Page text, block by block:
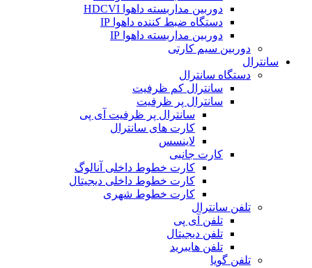
دوربین مداربسته داهوا HDCVI
دستگاه ضبط کننده داهوا IP
دوربین مداربسته داهوا IP
دوربین سیم کارتی
سانترال
دستگاه سانترال
سانترال کم ظرفیت
سانترال پر ظرفیت
سانترال پر ظرفیت آی پی
کارت های سانترال
لاینسس
کارت جانبی
کارت خطوط داخلی آنالوگ
کارت خطوط داخلی دیجیتال
کارت خطوط شهری
تلفن سانترال
تلفن آی پی
تلفن دیجیتال
تلفن هایبرید
تلفن گویا